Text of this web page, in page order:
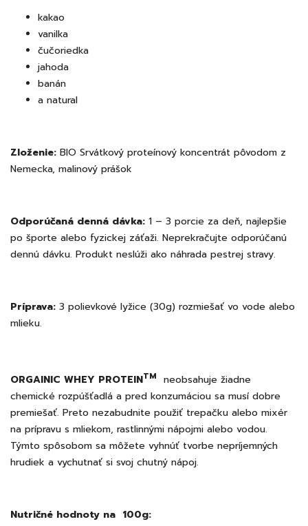
kakao
vanilka
čučoriedka
jahoda
banán
a natural
Zloženie: BIO Srvátkový proteínový koncentrát pôvodom z
Nemecka, malinový prášok
Odporúčaná denná dávka: 1 – 3 porcie za deň, najlepšie
po športe alebo fyzickej záťaži. Neprekračujte odporúčanú
dennú dávku. Produkt neslúži ako náhrada pestrej stravy.
Príprava: 3 polievkové lyžice (30g) rozmiešať vo vode alebo
mlieku.
ORGAINIC WHEY PROTEINTM
neobsahuje žiadne
chemické rozpúšťadlá a pred konzumáciou sa musí dobre
premiešať. Preto nezabudnite použiť trepačku alebo mixér
na prípravu s mliekom, rastlinnými nápojmi alebo vodou.
Týmto spôsobom sa môžete vyhnúť tvorbe nepríjemných
hrudiek a vychutnať si svoj chutný nápoj.
Nutričné hodnoty na 100g: